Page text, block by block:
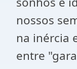
nossos
na inércia
entre